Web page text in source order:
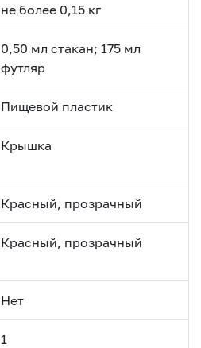
не более 0,15 кг
0,50 мл стакан; 175 мл
футляр
Пищевой пластик
Крышка
Красный, прозрачный
Красный, прозрачный
Нет
1